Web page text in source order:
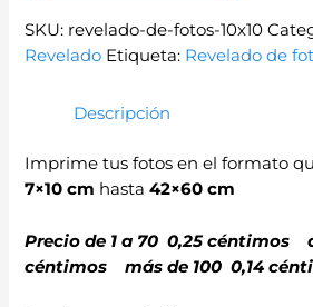
SKU: revelado-de-fotos-10x10
Revelado Etiqueta: Revelado de
Descripción
Imprime tus fotos en el formato
7×10 cm hasta42×60 cm
Precio de 1 a 70 0,25 céntimos
céntimos más de 100 0,14